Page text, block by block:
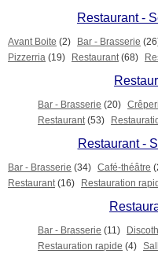
Restaurant -
Avant Boite (2) Bar - Brasserie
Pizzerria (19) Restaurant (68)
Bar - Brasserie (20)
Restaurant (53)
Restaurant -
Bar - Brasserie (34) Café-théâtre
Restaurant (16) Restauration
Bar - Brasserie (11)
Restauration rapide (4)